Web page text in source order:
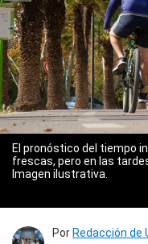
El pronóstico del tiempo
frescas, pero en las
Imagen ilustrativa.
Por Redacción de